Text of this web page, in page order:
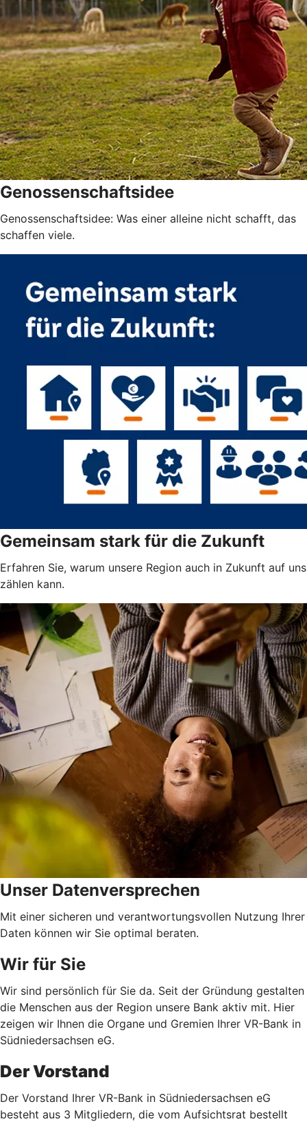
Genossenschaftsidee
Genossenschaftsidee: Was einer alleine nicht schafft, das
schaffen viele.
Gemeinsam stark für die Zukunft
Erfahren Sie, warum unsere Region auch in Zukunft auf uns
zählen kann.
Unser Datenversprechen
Mit einer sicheren und verantwortungsvollen Nutzung Ihrer
Daten können wir Sie optimal beraten.
Wir für Sie
Wir sind persönlich für Sie da. Seit der Gründung gestalten
die Menschen aus der Region unsere Bank aktiv mit. Hier
zeigen wir Ihnen die Organe und Gremien Ihrer VR-Bank in
Südniedersachsen eG.
Der Vorstand
Der Vorstand Ihrer VR-Bank in Südniedersachsen eG
besteht aus 3 Mitgliedern, die vom Aufsichtsrat bestellt